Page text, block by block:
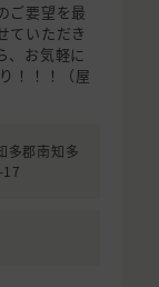
ご要望を最
ていただき
、お気軽に
！！！（屋
多郡南知多
17